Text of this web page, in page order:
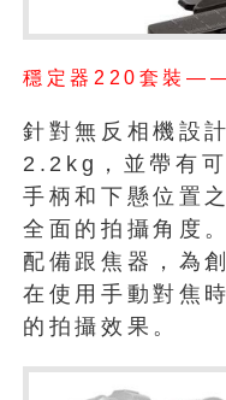
穩定器220套裝——
針對無反相機設
2.2kg，並帶有
手柄和下懸位置
全面的拍攝角度
配備跟焦器，為
在使用手動對焦
的拍攝效果。